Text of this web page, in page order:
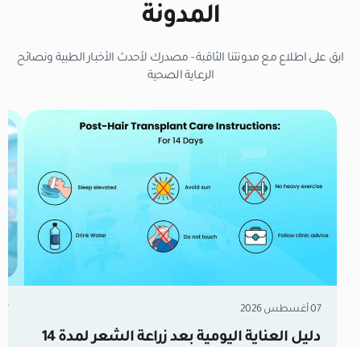
المدونة
ابق على اطلاع مع مدونتنا الثاقبة - مصدرك لأحدث الأخبار الطبية ونصائح
الرعاية الصحية
07 أغسطس 2026
دليل العناية اليومية بعد زراعة الشعر لمدة 14